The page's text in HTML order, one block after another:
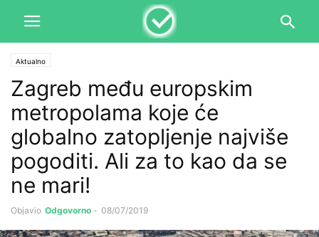
Aktualno
Zagreb među europskim
metropolama koje će
globalno zatopljenje najviše
pogoditi. Ali za to kao da se
ne mari!
Objavio Odgovorno - 08/07/2019